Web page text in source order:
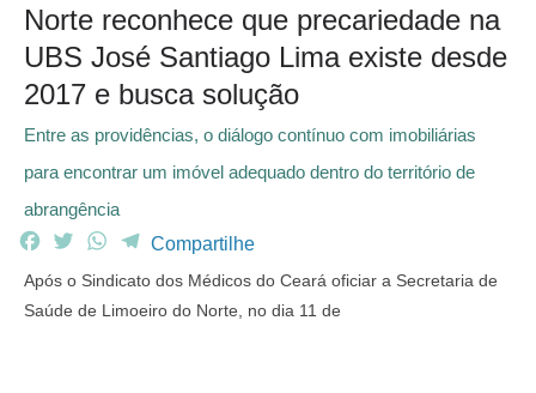
Norte reconhece que precariedade na
UBS José Santiago Lima existe desde
2017 e busca solução
Entre as providências, o diálogo contínuo com imobiliárias
para encontrar um imóvel adequado dentro do território de
abrangência
F
c
e
T
t
W
a
t
T
l
e
Compartilhe
Após o Sindicato dos Médicos do Ceará oficiar a Secretaria de
Saúde de Limoeiro do Norte, no dia 11 de